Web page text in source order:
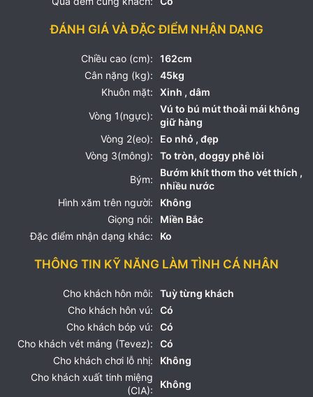
ĐÁNH GIÁ VÀ ĐẶC ĐIỂM NHẬN DẠNG
Chiều cao (cm):
162cm
Cân nặng (kg):
45kg
Khuôn mặt:
Xinh , dâm
Vòng 1(ngực):
Vú to bú mút thoải mái không
giữ hàng
Vòng 2(eo):
Eo nhỏ , đẹp
Vòng 3(mông):
To tròn, doggy phê lòi
Bým:
Bướm khít thơm tho vét thích ,
nhiều nước
Hình xăm trên người:
Không
Giọng nói:
Miền Bắc
Đặc điểm nhận dạng khác:
Ko
THÔNG TIN KỸ NĂNG LÀM TÌNH CÁ NHÂN
Cho khách hôn môi:
Tuỳ từng khách
Cho khách hôn vú:
Có
Cho khách bóp vú:
Có
Cho khách vét máng (Tevez):
Có
Cho khách chơi lỗ nhị:
Không
Cho khách xuất tinh miệng
(CIA):
Không